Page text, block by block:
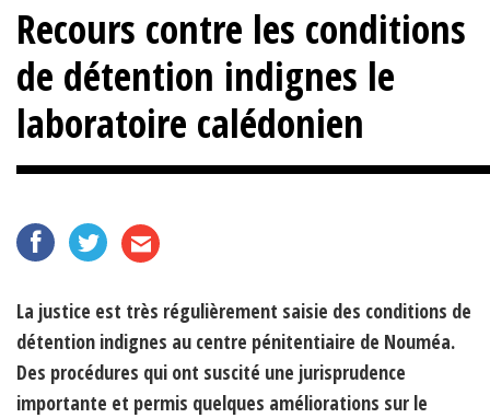
Recours contre les conditions
de détention indignes le
laboratoire calédonien
La justice est très régulièrement saisie des conditions de
détention indignes au centre pénitentiaire de Nouméa.
Des procédures qui ont suscité une jurisprudence
importante et permis quelques améliorations sur le